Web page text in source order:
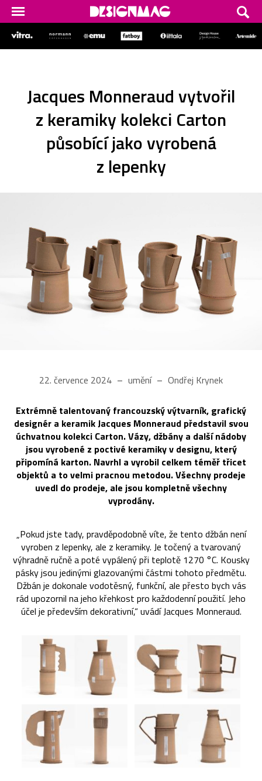
Jacques Monneraud vytvořil
z keramiky kolekci Carton
působící jako vyrobená
z lepenky
22. července 2024 umění Ondřej Krynek
Extrémně talentovaný francouzský výtvarník, grafický
designér a keramik Jacques Monneraud představil svou
úchvatnou kolekci Carton. Vázy, džbány a další nádoby
jsou vyrobené z poctivé keramiky v designu, který
připomíná karton. Navrhl a vyrobil celkem téměř třicet
objektů a to velmi pracnou metodou. Všechny prodeje
uvedl do prodeje, ale jsou kompletně všechny
vyprodány.
„Pokud jste tady, pravděpodobně víte, že tento džbán není
vyroben z lepenky, ale z keramiky. Je točený a tvarovaný
výhradně ručně a poté vypálený při teplotě 1270 °C. Kousky
pásky jsou jedinými glazovanými částmi tohoto předmětu.
Džbán je dokonale vodotěsný, funkční, ale přesto bych vás
rád upozornil na jeho křehkost pro každodenní použití. Jeho
účel je především dekorativní,“ uvádí Jacques Monneraud.